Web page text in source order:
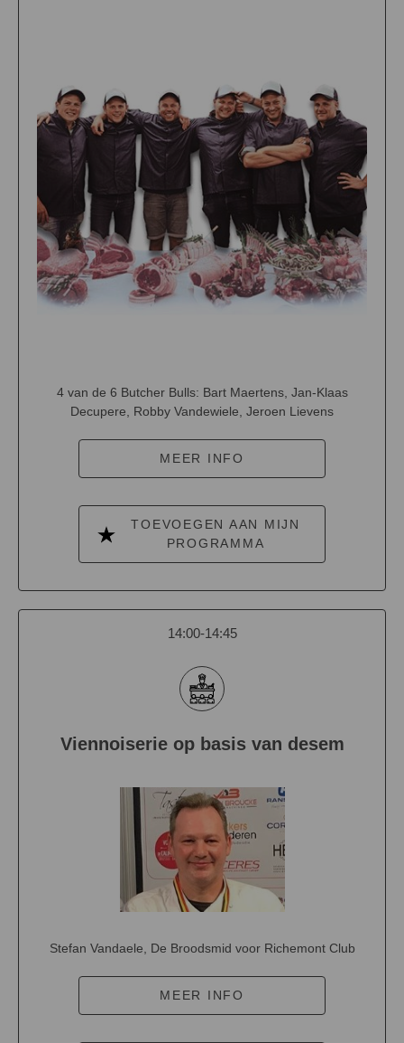
4 van de 6 Butcher Bulls: Bart Maertens, Jan-Klaas
Decupere, Robby Vandewiele, Jeroen Lievens
MEER INFO
TOEVOEGEN AAN MIJN
PROGRAMMA
14:00-14:45
Viennoiserie op basis van desem
Stefan Vandaele, De Broodsmid voor Richemont Club
MEER INFO